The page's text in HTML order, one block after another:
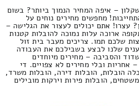
– איפה המחיר הנמוך ביותר? בשום
מחפשים מחירים נוחים על
עצרו! אתם יכולים לעצור את הגלישה –
ארוכה עלות נמוכה להובלות קטנות
שלכם תמו. צריכים מעבר בית זול
שלנו לבצע בשבילכם את העבודה
והסביבה – מחירים מיוחדים
אחריות ובלי מחירים לא צפויים. די
הובלות, הובלות דירה, הובלות משרד,
הובלות פירות וירקות מובילים